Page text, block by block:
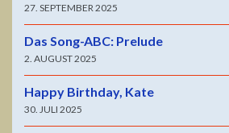
27. SEPTEMBER 2025
Das Song-ABC: Prelude
2. AUGUST 2025
Happy Birthday, Kate
30. JULI 2025